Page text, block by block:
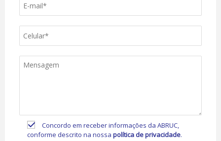
Concordo em receber informações da ABRUC,
conforme descrito na nossapolítica de privacidade.